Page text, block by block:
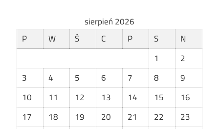
sierpień 2026
P
W Ś C P S
N
1
2
3
4 5 6 7 8
9
10
11 12 13 14 15
16
17
18 19 20 21 22
23